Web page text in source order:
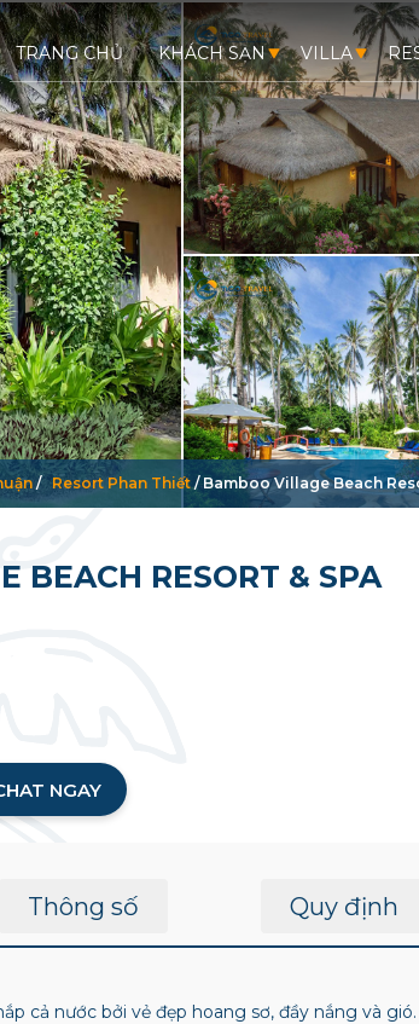
TRANG CHỦ KHÁCH SẠN VILLA
/ Resort Phan Thiết/ Bamboo Village Beach
BEACH RESORT & SPA
NGAY
Thông số Quy định
cả nước bởi vẻ đẹp hoang sơ, đầy nắng và